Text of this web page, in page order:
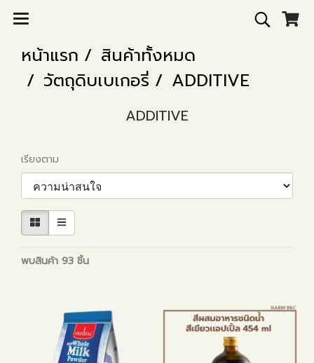
หน้าแรก
สินค้าทั้งหมด
วัตถุดิบเบเกอรี่
ADDITIVE
ADDITIVE
เรียงตาม
พบสินค้า 93 ชิ้น